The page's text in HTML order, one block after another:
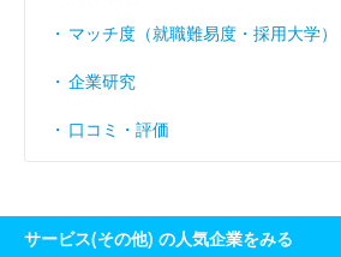
マッチ度（就職難易度・採用大学）
企業研究
口コミ・評価
サービス(その他) の人気企業をみる